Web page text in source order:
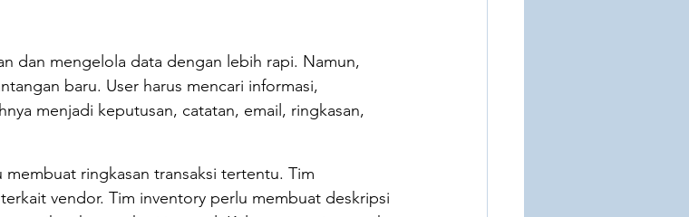
dan mengelola data dengan lebih rapi. Namun,
baru. User harus mencari informasi,
menjadi keputusan, catatan, email, ringkasan,
ringkasan transaksi tertentu. Tim
vendor. Tim inventory perlu membuat deskripsi